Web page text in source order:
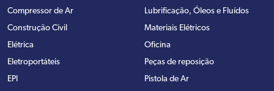
Compressor de Ar
Construção Civil
Elétrica
Eletroportáteis
EPI
Lubrificação, Óleos e Fluídos
Materiais Elétricos
Oficina
Peças de reposição
Pistola de Ar